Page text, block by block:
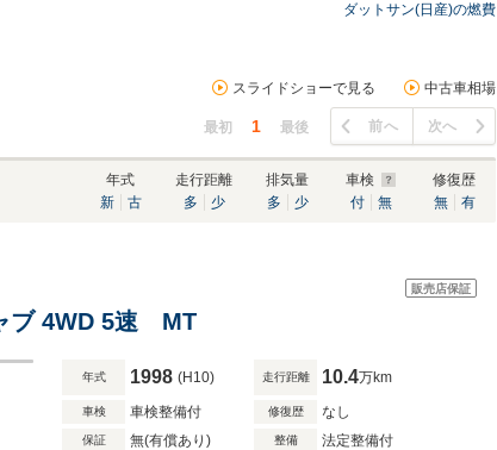
ダットサン(日産)の燃費
スライドショーで見る 中古車相場
最初 1 最後 前へ 次へ
年式
新
古
走行距離
多
少
排気量
多
少
車検
付
無
修復歴
無
有
販売店保証
ブ 4WD 5速 MT
年式 1998 (H10) 走行距離 10.4万km
車検 車検整備付 修復歴 なし
保証 無(有償あり) 整備 法定整備付